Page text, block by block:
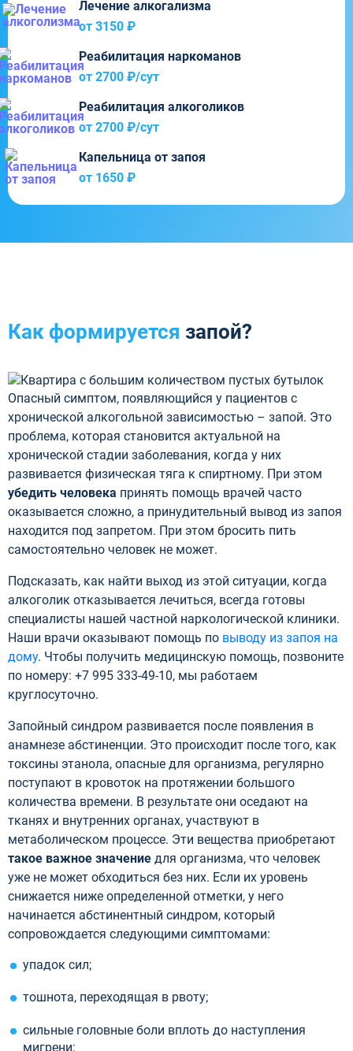
Лечение алкогализма
от 3150 ₽
Реабилитация наркоманов
от 2700 ₽/cут
Реабилитация алкоголиков
от 2700 ₽/cут
Капельница от запоя
от 1650 ₽
Как формируется запой?
Опасный симптом, появляющийся у пациентов с
хронической алкогольной зависимостью – запой. Это
проблема, которая становится актуальной на
хронической стадии заболевания, когда у них
развивается физическая тяга к спиртному. При этом
убедить человека принять помощь врачей часто
оказывается сложно, а принудительный вывод из запоя
находится под запретом. При этом бросить пить
самостоятельно человек не может.
Подсказать, как найти выход из этой ситуации, когда
алкоголик отказывается лечиться, всегда готовы
специалисты нашей частной наркологической клиники.
Наши врачи оказывают помощь по выводу из запоя на
дому. Чтобы получить медицинскую помощь, позвоните
по номеру: +7 995 333-49-10, мы работаем
круглосуточно.
Запойный синдром развивается после появления в
анамнезе абстиненции. Это происходит после того, как
токсины этанола, опасные для организма, регулярно
поступают в кровоток на протяжении большого
количества времени. В результате они оседают на
тканях и внутренних органах, участвуют в
метаболическом процессе. Эти вещества приобретают
такое важное значение для организма, что человек
уже не может обходиться без них. Если их уровень
снижается ниже определенной отметки, у него
начинается абстинентный синдром, который
сопровождается следующими симптомами:
упадок сил;
тошнота, переходящая в рвоту;
сильные головные боли вплоть до наступления
мигрени;